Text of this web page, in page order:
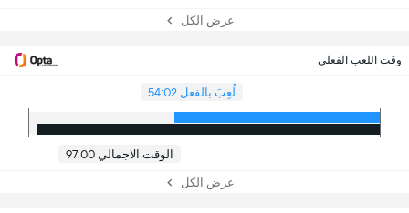
عرض الكل
وقت اللعب الفعلي
لُعِبَ بالفعل 54:02
الوقت الاجمالي 97:00
عرض الكل